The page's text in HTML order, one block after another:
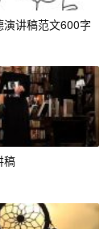
现出一个人的
松心情；演讲
生动性。此
影响后续选
贵机会。遵
真、台风要稳”
讲稿范文600字
稿